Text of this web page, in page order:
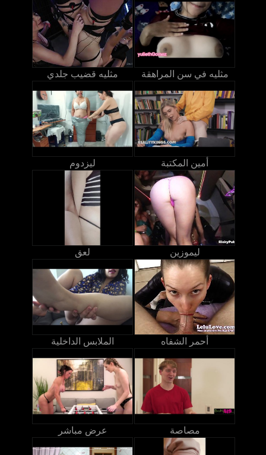
مثليه قضيب جلدي مثليه في سن المراهقة
ليزدوم أمين المكتبة
لعق ليموزين
الملابس الداخلية أحمر الشفاه
عرض مباشر مصاصة